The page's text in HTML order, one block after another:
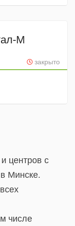
М
закрыто
центров с
Минске.
числе